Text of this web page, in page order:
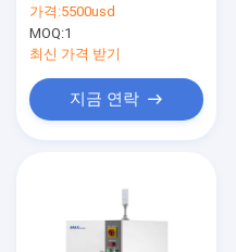
가격:5500usd
MOQ:1
최신 가격 받기
지금 연락